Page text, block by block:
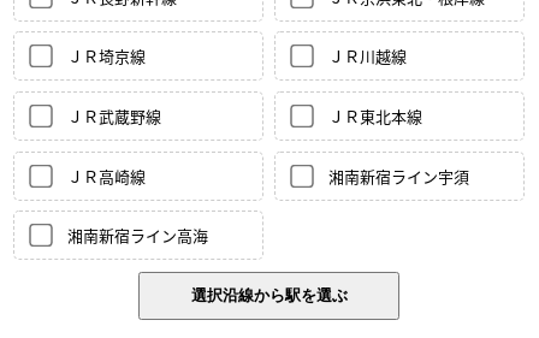
ＪＲ埼京線 ＪＲ川越線
ＪＲ武蔵野線 ＪＲ東北本線
ＪＲ高崎線 湘南新宿ライン宇須
湘南新宿ライン高海